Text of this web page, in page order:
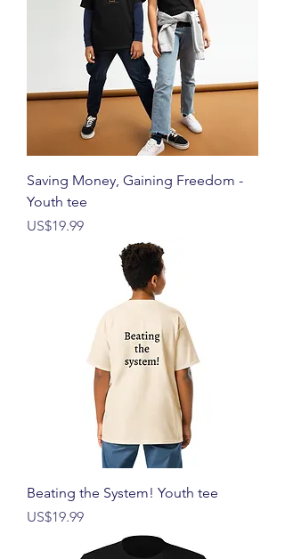
Saving Money, Gaining Freedom -
Youth tee
價格
US$19.99
Beating the System! Youth tee
價格
US$19.99